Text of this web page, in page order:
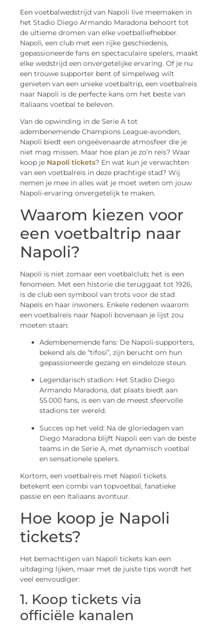
Een voetbalwedstrijd van Napoli live meemaken in
het Stadio Diego Armando Maradona behoort tot
de ultieme dromen van elke voetballiefhebber.
Napoli, een club met een rijke geschiedenis,
gepassioneerde fans en spectaculaire spelers, maakt
elke wedstrijd een onvergetelijke ervaring. Of je nu
een trouwe supporter bent of simpelweg wilt
genieten van een unieke voetbaltrip, een voetbalreis
naar Napoli is de perfecte kans om het beste van
Italiaans voetbal te beleven.
Van de opwinding in de Serie A tot
adembenemende Champions League-avonden,
Napoli biedt een ongeëvenaarde atmosfeer die je
niet mag missen. Maar hoe plan je zo’n reis? Waar
koop je Napoli tickets? En wat kun je verwachten
van een voetbalreis in deze prachtige stad? Wij
nemen je mee in alles wat je moet weten om jouw
Napoli-ervaring onvergetelijk te maken.
Waarom kiezen voor
een voetbaltrip naar
Napoli?
Napoli is niet zomaar een voetbalclub; het is een
fenomeen. Met een historie die teruggaat tot 1926,
is de club een symbool van trots voor de stad
Napels en haar inwoners. Enkele redenen waarom
een voetbalreis naar Napoli bovenaan je lijst zou
moeten staan:
Adembenemende fans: De Napoli-supporters,
bekend als de “tifosi”, zijn berucht om hun
gepassioneerde gezang en eindeloze steun.
Legendarisch stadion: Het Stadio Diego
Armando Maradona, dat plaats biedt aan
55.000 fans, is een van de meest sfeervolle
stadions ter wereld.
Succes op het veld: Na de gloriedagen van
Diego Maradona blijft Napoli een van de beste
teams in de Serie A, met dynamisch voetbal
en sensationele spelers.
Kortom, een voetbalreis met Napoli tickets
betekent een combi van topvoetbal, fanatieke
passie en een Italiaans avontuur.
Hoe koop je Napoli
tickets?
Het bemachtigen van Napoli tickets kan een
uitdaging lijken, maar met de juiste tips wordt het
veel eenvoudiger:
1. Koop tickets via
officiële kanalen